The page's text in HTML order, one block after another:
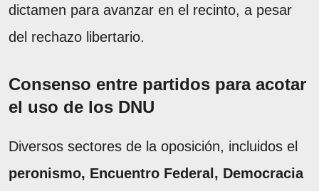
dictamen para avanzar en el recinto, a pesar
del rechazo libertario.
Consenso entre partidos para acotar
el uso de los DNU
Diversos sectores de la oposición, incluidos el
peronismo, Encuentro Federal, Democracia